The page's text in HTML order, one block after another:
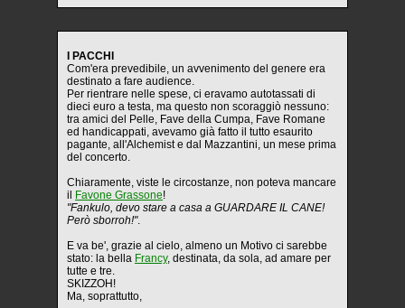
I PACCHI
Com'era prevedibile, un avvenimento del genere era
destinato a fare audience.
Per rientrare nelle spese, ci eravamo autotassati di
dieci euro a testa, ma questo non scoraggiò nessuno:
tra amici del Pelle, Fave della Cumpa, Fave Romane
ed handicappati, avevamo già fatto il tutto esaurito
pagante, all'Alchemist e dal Mazzantini, un mese prima
del concerto.
Chiaramente, viste le circostanze, non poteva mancare
il
Favone Grassone!
"Fankulo, devo stare a casa a GUARDARE IL CANE!
Però sborroh!".
E va be', grazie al cielo, almeno un Motivo ci sarebbe
stato: la bella Francy, destinata, da sola, ad amare per
tutte e tre.
SKIZZOH!
Ma, soprattutto,